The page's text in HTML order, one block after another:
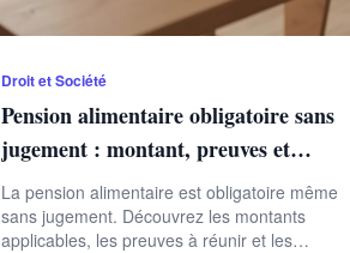
Droit et Société
Pension alimentaire obligatoire sans
jugement : montant, preuves et
recours en 2026
La pension alimentaire est obligatoire même
sans jugement. Découvrez les montants
applicables, les preuves à réunir et les